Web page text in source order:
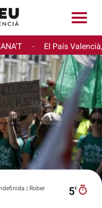
· El País
| Rober
5′